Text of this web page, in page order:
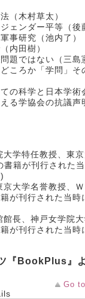
（木村草太）
ェンダー平等（後
事研究（池内了）
内田樹）
題ではない（三島
どころか「学問」
の科学と日本学術
る学協会の抗議声
大学特任教授、東
書籍が刊行された
京大学名誉教授、
が刊行された当時
館長、神戸女学院
が刊行された当時
『BookPlus』
Go